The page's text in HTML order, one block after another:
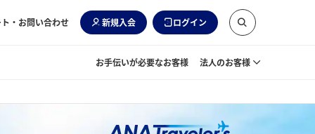
・お問い合わせ 新規入会 ログイン
お手伝いが必要なお客様 法人のお客様